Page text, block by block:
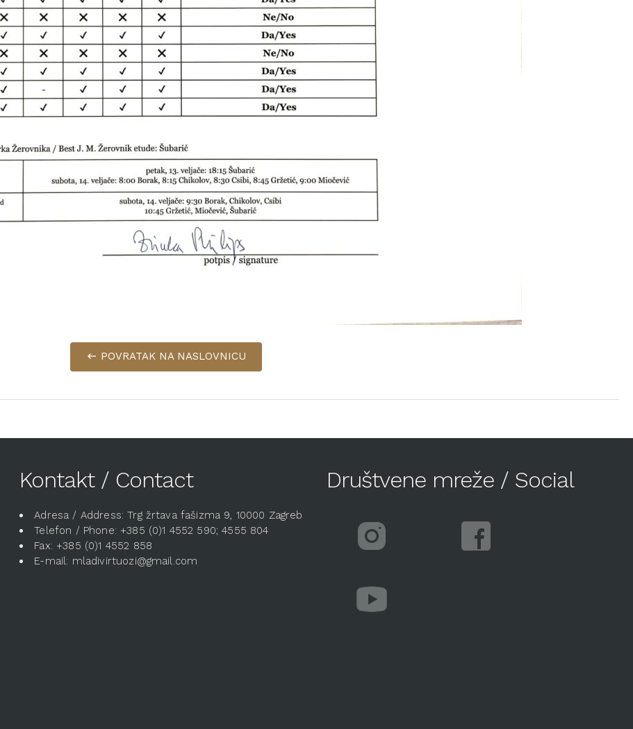
POVRATAK NA NASLOVNICU
Kontakt / Contact
Adresa / Address: Trg žrtava fašizma 9, 10000 Zagreb
Telefon / Phone: +385 (0)1 4552 590; 4555 804
Fax: +385 (0)1 4552 858
E-mail: mladivirtuozi@gmail.com
Društvene mreže / Social